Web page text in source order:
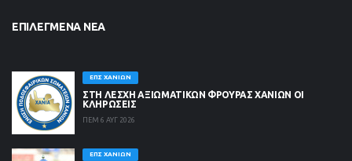
ΕΠΙΛΕΓΜΈΝΑ ΝΈΑ
ΕΠΣ ΧΑΝΊΩΝ
ΣΤΗ ΛΈΣΧΗ ΑΞΙΩΜΑΤΙΚΏΝ ΦΡΟΥΡΆΣ ΧΑΝΊΩΝ ΟΙ
ΚΛΗΡΏΣΕΙΣ
ΠΕΜ 6 ΑΥΓ 2026
ΕΠΣ ΧΑΝΊΩΝ